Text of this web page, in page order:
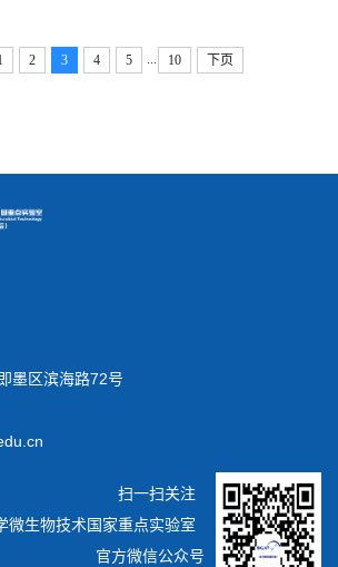
2 3 4 5 10 下页
墨区滨海路72号
扫一扫关注
微生物技术国家重点实验室
官方微信公众号